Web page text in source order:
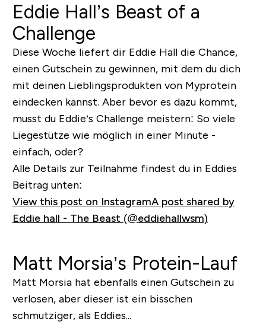
Eddie Hall’s Beast of a
Challenge
Diese Woche liefert dir Eddie Hall die Chance,
einen Gutschein zu gewinnen, mit dem du dich
mit deinen Lieblingsprodukten von Myprotein
eindecken kannst. Aber bevor es dazu kommt,
musst du Eddie‘s Challenge meistern: So viele
Liegestütze wie möglich in einer Minute -
einfach, oder?
Alle Details zur Teilnahme findest du in Eddies
Beitrag unten:
View this post on InstagramA post shared by
Eddie hall - The Beast (@eddiehallwsm)
Matt Morsia’s Protein-Lauf
Matt Morsia hat ebenfalls einen Gutschein zu
verlosen, aber dieser ist ein bisschen
schmutziger, als Eddies...